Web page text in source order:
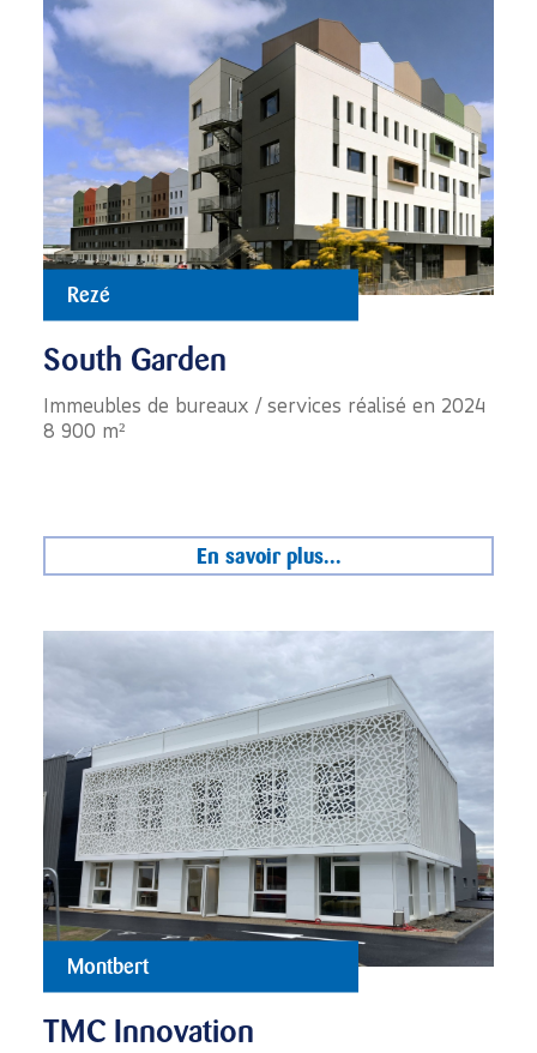
Rezé
South Garden
Immeubles de bureaux / services réalisé en 2024
8 900 m²
En savoir plus...
Montbert
TMC Innovation